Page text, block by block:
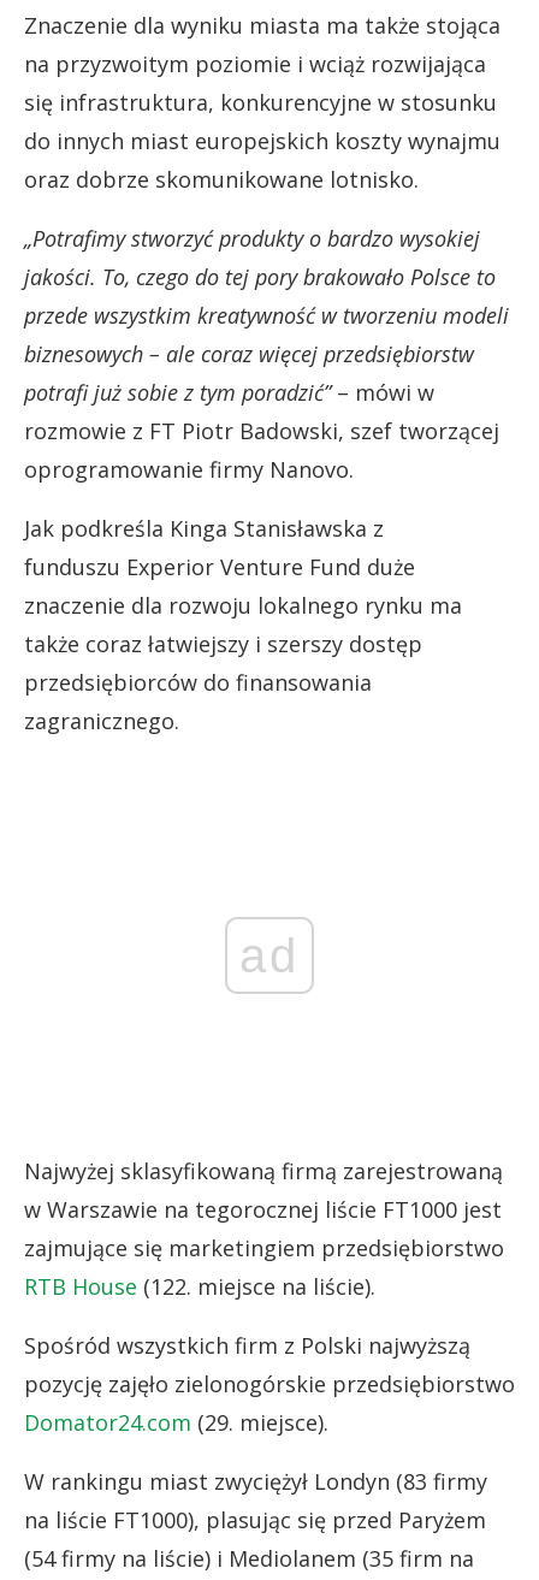
Znaczenie dla wyniku miasta ma także stojąca
na przyzwoitym poziomie i wciąż rozwijająca
się infrastruktura, konkurencyjne w stosunku
do innych miast europejskich koszty wynajmu
oraz dobrze skomunikowane lotnisko.
„Potrafimy stworzyć produkty o bardzo wysokiej
jakości. To, czego do tej pory brakowało Polsce to
przede wszystkim kreatywność w tworzeniu modeli
biznesowych – ale coraz więcej przedsiębiorstw
potrafi już sobie z tym poradzić”– mówi w
rozmowie z FT Piotr Badowski, szef tworzącej
oprogramowanie firmy Nanovo.
Jak podkreśla Kinga Stanisławska z
funduszu Experior Venture Fund duże
znaczenie dla rozwoju lokalnego rynku ma
także coraz łatwiejszy i szerszy dostęp
przedsiębiorców do finansowania
zagranicznego.
ad
Najwyżej sklasyfikowaną firmą zarejestrowaną
w Warszawie na tegorocznej liście FT1000 jest
zajmujące się marketingiem przedsiębiorstwo
RTB House (122. miejsce na liście).
Spośród wszystkich firm z Polski najwyższą
pozycję zajęło zielonogórskie przedsiębiorstwo
Domator24.com (29. miejsce).
W rankingu miast zwyciężył Londyn (83 firmy
na liście FT1000), plasując się przed Paryżem
(54 firmy na liście) i Mediolanem (35 firm na